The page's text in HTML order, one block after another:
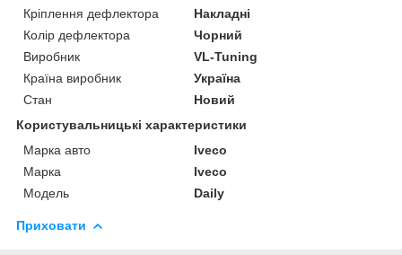
Кріплення дефлектора
Накладні
Колір дефлектора
Чорний
Виробник
VL-Tuning
Країна виробник
Україна
Стан
Новий
Користувальницькі характеристики
Марка авто
Iveco
Марка
Iveco
Модель
Daily
Приховати